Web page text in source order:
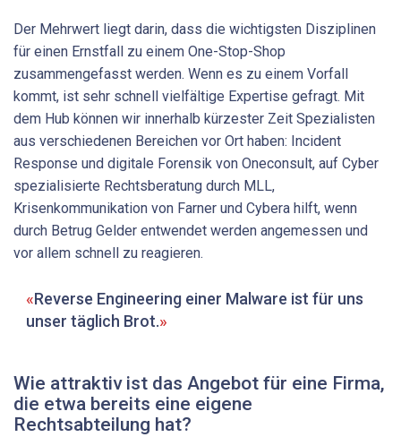
Der Mehrwert liegt darin, dass die wichtigsten Disziplinen
für einen Ernstfall zu einem One-Stop-Shop
zusammengefasst werden. Wenn es zu einem Vorfall
kommt, ist sehr schnell vielfältige Expertise gefragt. Mit
dem Hub können wir innerhalb kürzester Zeit Spezialisten
aus verschiedenen Bereichen vor Ort haben: Incident
Response und digitale Forensik von Oneconsult, auf Cyber
spezialisierte Rechtsberatung durch MLL,
Krisenkommunikation von Farner und Cybera hilft, wenn
durch Betrug Gelder entwendet werden angemessen und
vor allem schnell zu reagieren.
Reverse Engineering einer Malware ist für uns
unser täglich Brot.
Wie attraktiv ist das Angebot für eine Firma,
die ­etwa bereits eine eigene
Rechtsabteilung hat?